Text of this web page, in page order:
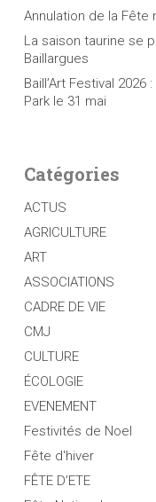
Annulation de la Fête
La saison taurine se
Baillargues
Baill’Art Festival
Park le 31 mai
Catégories
ACTUS
AGRICULTURE
ART
ASSOCIATIONS
CADRE DE VIE
CMJ
CULTURE
ÉCOLOGIE
EVENEMENT
Festivités de Noel
Fête d'hiver
FÊTE D’ETE